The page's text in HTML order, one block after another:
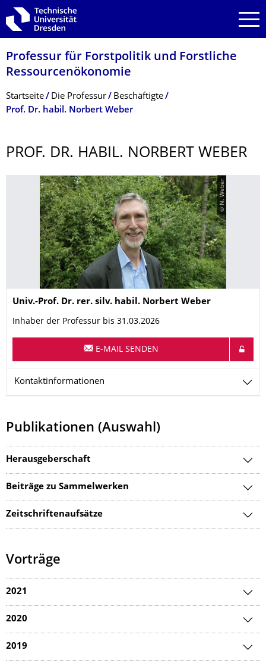
Zur Hauptnavigation springen
Zur Suche springen
Zum Inhalt springen
Professur für Forstpolitik und Forstliche
Ressourcenökonomie
Breadcrumb-Menü
Startseite Die Professur
Beschäftigte
Prof. Dr. habil. Norbert Weber
PROF. DR. HABIL. NORBERT WEBER
© N. Weber
Name
Univ.-Prof. Dr. rer. silv. habil. Norbert Weber
Inhaber der Professur bis 31.03.2026
E-MAIL SENDEN
Kontaktinformationen
Publikationen (Auswahl)
Herausgeberschaft
Beiträge zu Sammelwerken
Zeitschriftenaufsätze
Vorträge
2021
2020
2019